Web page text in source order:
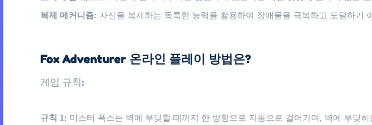
복제 메커니즘: 자신을 복제하는 독특한 능력을 활용하여 장애물을 극복하고 도달하기
Fox Adventurer 온라인 플레이 방법은?
게임 규칙:
규칙 1: 미스터 폭스는 벽에 부딪힐 때까지 한 방향으로 자동으로 걸어가며, 벽에 부딪